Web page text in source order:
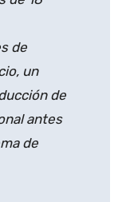
de
un
de
antes
de